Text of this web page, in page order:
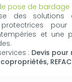
pose de
des solutions
pour
et une
: Devis
REFAC